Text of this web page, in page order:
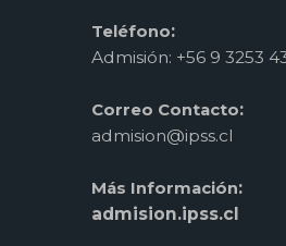
Teléfono:
Admisión: +56 9 3253
Correo Contacto:
admision@ipss.cl
Más Información:
admision.ipss.cl